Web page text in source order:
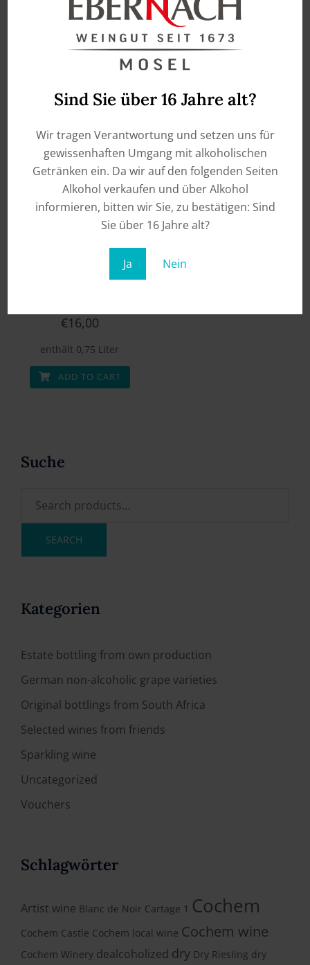
Sind Sie über 16 Jahre alt?
Wir tragen Verantwortung und setzen uns für
gewissenhaften Umgang mit alkoholischen
Getränken ein. Da wir auf den folgenden Seiten
Alkohol verkaufen und über Alkohol
informieren, bitten wir Sie, zu bestätigen: Sind
Sie über 16 Jahre alt?
Ja Nein
ADD TO CART ADD TO CART
Lanzerac – Chardonnay
2021 – Stellenbosch, South
€16,00
enthält 0,75 Liter
ADD TO CART
Suche
SEARCH
Kategorien
Estate bottling from own production
German non-alcoholic grape varieties
Original bottlings from South Africa
Selected wines from friends
Sparkling wine
Uncategorized
Vouchers
Schlagwörter
Artist wine Blanc de Noir Cartage 1 Cochem
Cochem Castle Cochem local wine Cochem wine
Cochem Winery dealcoholized dry Dry Riesling dry